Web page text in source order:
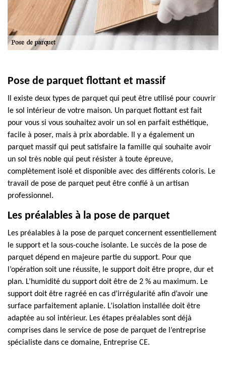
Pose de parquet flottant et massif
Il existe deux types de parquet qui peut être utilisé pour couvrir
le sol intérieur de votre maison. Un parquet flottant est fait
pour vous si vous souhaitez avoir un sol en parfait esthétique,
facile à poser, mais à prix abordable. Il y a également un
parquet massif qui peut satisfaire la famille qui souhaite avoir
un sol très noble qui peut résister à toute épreuve,
complètement isolé et disponible avec des différents coloris. Le
travail de pose de parquet peut être confié à un artisan
professionnel.
Les préalables à la pose de parquet
Les préalables à la pose de parquet concernent essentiellement
le support et la sous-couche isolante. Le succès de la pose de
parquet dépend en majeure partie du support. Pour que
l’opération soit une réussite, le support doit être propre, dur et
plan. L’humidité du support doit être de 2 % au maximum. Le
support doit être ragréé en cas d’irrégularité afin d’avoir une
surface parfaitement aplanie. L’isolation installée doit être
adaptée au sol intérieur. Les étapes préalables sont déjà
comprises dans le service de pose de parquet de l’entreprise
spécialiste dans ce domaine, Entreprise CE.